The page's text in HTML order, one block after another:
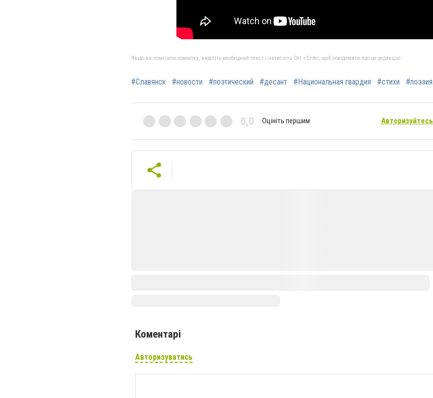
Якщо ви помітили помилку, виділіть необхідний текст і натисніть Ctrl + Enter, щоб повідомити про це редакцію
#Славянск #новости #поэтический #десант #Национальная гвардия #стихи #поэзия
0,0 Оцініть першим Авторизуйтесь
Коментарі
Авторизуватись